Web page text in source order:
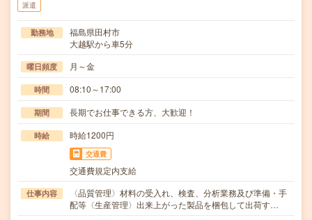
派遣
勤務地
福島県田村市
大越駅から車5分
曜日頻度 月～金
時間 08:10～17:00
期間 長期でお仕事できる方、大歓迎！
時給 時給1200円
交通費
交通費規定内支給
仕事内容
〈品質管理〉材料の受入れ、検査、分析業務及び準備・手
配等〈生産管理〉出来上がった製品を梱包して出荷す…